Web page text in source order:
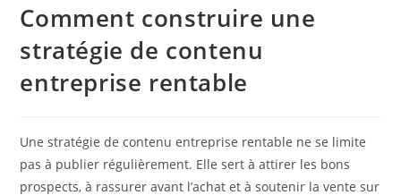
Comment construire une
stratégie de contenu
entreprise rentable
Une stratégie de contenu entreprise rentable ne se limite
pas à publier régulièrement. Elle sert à attirer les bons
prospects, à rassurer avant l’achat et à soutenir la vente sur